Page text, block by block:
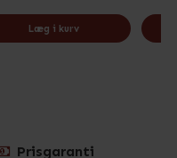
Læg i kurv
Prisgaranti